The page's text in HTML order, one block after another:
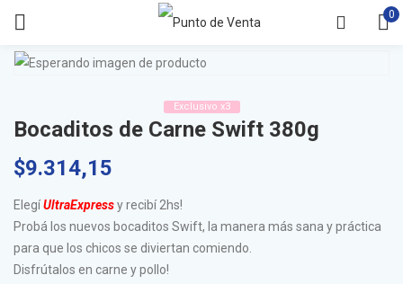
0
Exclusivo x3
Bocaditos de Carne Swift 380g
$9.314,15
ElegíUltraExpressy recibí 2hs!
Probá los nuevos bocaditos Swift, la manera más sana y práctica
para que los chicos se diviertan comiendo.
Disfrútalos en carne y pollo!